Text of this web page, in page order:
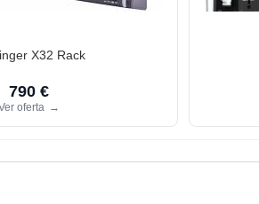
X32 Rack
790 €
oferta →